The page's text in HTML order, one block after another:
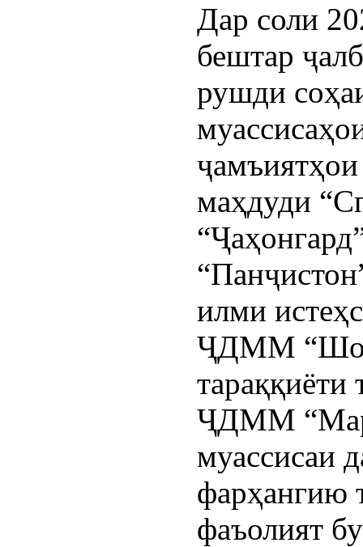
Дар соли
бештар
рушди
маҳдуди
илми
ҶДММ
ҶДММ
муассисаи
фарҳангию
фаъолият